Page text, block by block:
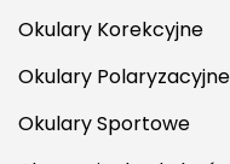
Okulary Korekcyjne
Okulary Polaryzacyjne
Okulary Sportowe